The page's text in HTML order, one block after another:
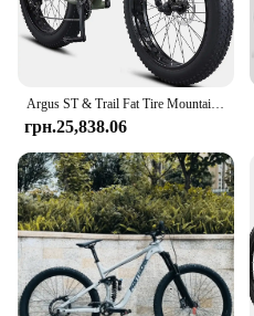
Argus ST & Trail Fat Tire Mountain Bike for Adult Youth Men Women 26-Inch Wheels Mechanical Disc Brakes Steel or Frame
грн.25,838.06